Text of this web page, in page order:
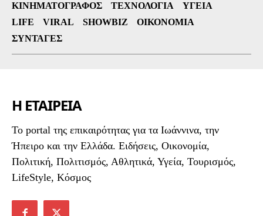
ΚΙΝΗΜΑΤΟΓΡΆΦΟΣ
ΤΕΧΝΟΛΟΓΊΑ
ΥΓΕΊΑ
LIFE
VIRAL SHOWBIZ
ΟΙΚΟΝΟΜΊΑ
ΣΥΝΤΑΓΈΣ
Η ΕΤΑΙΡΕΙΑ
To portal της επικαιρότητας για τα Ιωάννινα, την
Ήπειρο και την Ελλάδα. Ειδήσεις, Οικονομία,
Πολιτική, Πολιτισμός, Αθλητικά, Υγεία, Τουρισμός,
LifeStyle, Κόσμος